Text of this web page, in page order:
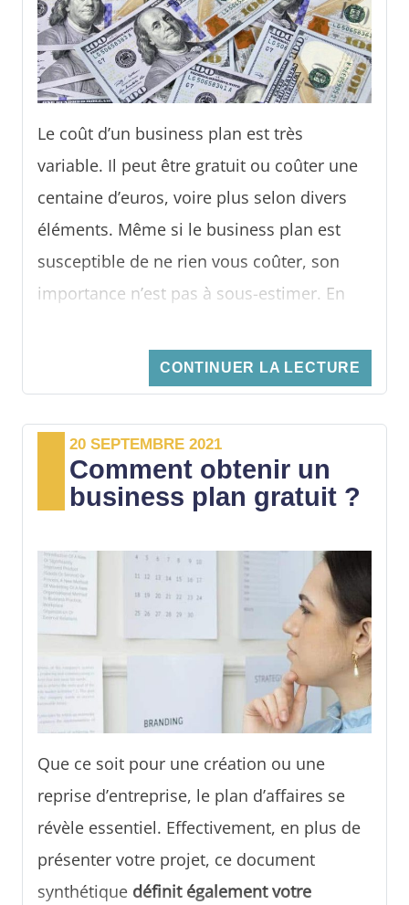
Le coût d’un business plan est très
variable. Il peut être gratuit ou coûter une
centaine d’euros, voire plus selon divers
éléments. Même si le business plan est
susceptible de ne rien vous coûter, son
importance n’est pas à sous-estimer. En
constitue votre plan de démarrage et de
développement sur une période donnée,
généralement 3 ans. Lagratuité ou non du
business plandépend en grande partie du
fait que vous l’établissiez vous-même ou
faites appel à un professionnel.
CONTINUER LA LECTURE
20 SEPTEMBRE 2021
Comment obtenir un
business plan gratuit ?
Que ce soit pour une création ou une
reprise d’entreprise, le plan d’affaires se
révèle essentiel. Effectivement, en plus de
présenter votre projet, ce document
synthétique définit également votre